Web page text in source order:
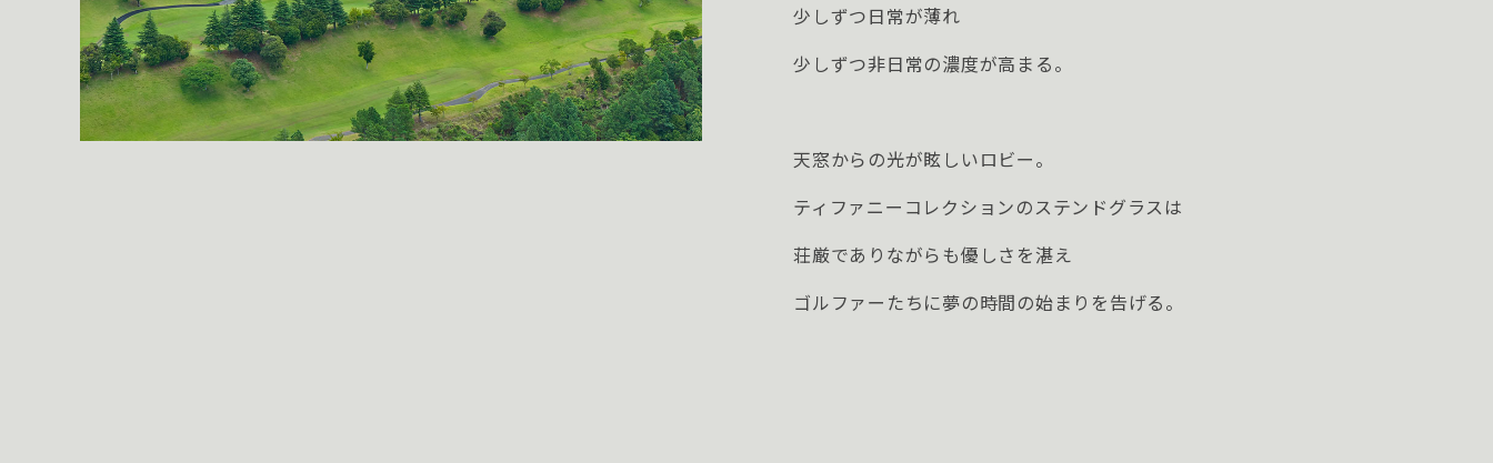
少しずつ日常が薄れ
少しずつ非日常の濃度が高まる。
天窓からの光が眩しいロビー。
ティファニーコレクションのステンドグラスは
荘厳でありながらも優しさを湛え
ゴルファーたちに夢の時間の始まりを告げる。